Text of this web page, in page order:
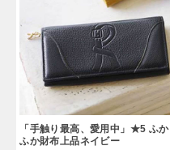
「手触り最高、愛用中」★5 ふか
ふか財布上品ネイビー